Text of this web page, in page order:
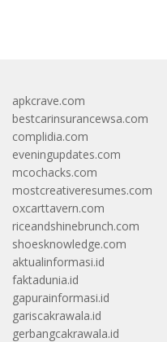
apkcrave.com
bestcarinsurancewsa.com
complidia.com
eveningupdates.com
mcochacks.com
mostcreativeresumes.com
oxcarttavern.com
riceandshinebrunch.com
shoesknowledge.com
aktualinformasi.id
faktadunia.id
gapurainformasi.id
gariscakrawala.id
gerbangcakrawala.id